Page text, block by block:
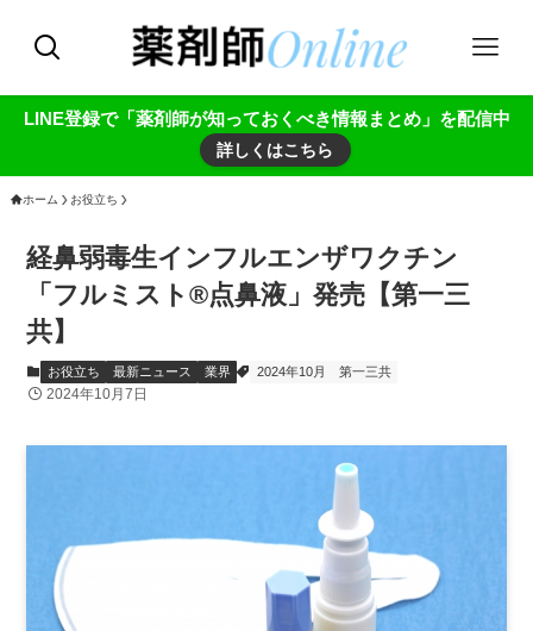
LINE登録で「薬剤師が知っておくべき情報まとめ」を配信中
詳しくはこちら
ホーム お役立ち
経鼻弱毒生インフルエンザワクチン
「フルミスト®点鼻液」発売【第一三
共】
お役立ち 最新ニュース 業界 2024年10月 第一三共
2024年10月7日